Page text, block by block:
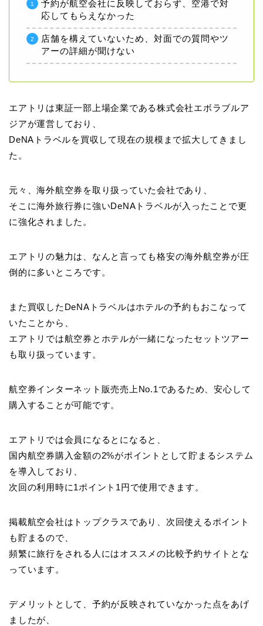
予約が航空会社に反映しておらず、空港で対
応してもらえなかった
店舗を構えていないため、対面での質問やツ
アーの詳細が聞けない
エアトリは東証一部上場企業である株式会社エボラブルア
ジアが運営しており、
DeNAトラベルを買収して現在の規模まで拡大してきまし
た。
元々、海外航空券を取り扱っていた会社であり、
そこに海外旅行券に強いDeNAトラベルが入ったことで更
に強化されました。
エアトリの魅力は、なんと言っても格安の海外航空券が圧
倒的に多いところです。
また買収したDeNAトラベルはホテルの予約もおこなって
いたことから、
エアトリでは航空券とホテルが一緒になったセットツアー
も取り扱っています。
航空券インターネット販売売上No.1であるため、安心して
購入することが可能です。
エアトリでは会員になるとになると、
国内航空券購入金額の2%がポイントとして貯まるシステム
を導入しており、
次回の利用時に1ポイント1円で使用できます。
掲載航空会社はトップクラスであり、次回使えるポイント
も貯まるので、
頻繁に旅行をされる人にはオススメの比較予約サイトとな
っています。
デメリットとして、予約が反映されていなかった点をあげ
ましたが、